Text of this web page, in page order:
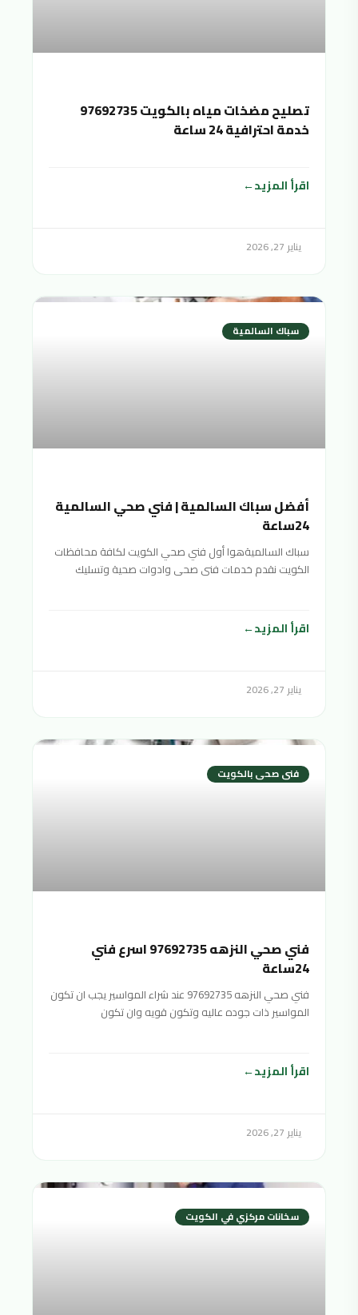
تصليح مضخات مياه بالكويت 97692735
خدمة احترافية 24 ساعة
اقرأ المزيد
يناير 27, 2026
سباك السالمية
أفضل سباك السالمية | فني صحي السالمية
24ساعة
سباك السالميةهوا أول فني صحي الكويت لكافة محافظات
الكويت نقدم خدمات فنى صحى وادوات صحية وتسليك
اقرأ المزيد
يناير 27, 2026
فنى صحى بالكويت
فني صحي النزهه 97692735 اسرع فني
24ساعة
فني صحي النزهه 97692735 عند شراء المواسير يجب ان تكون
المواسير ذات جوده عاليه وتكون قويه وان تكون
اقرأ المزيد
يناير 27, 2026
سخانات مركزي في الكويت